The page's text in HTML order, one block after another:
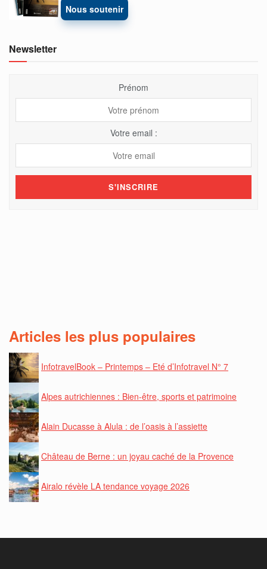
Nous soutenir
Newsletter
Prénom
Votre email :
Articles les plus populaires
InfotravelBook – Printemps – Eté d’Infotravel N° 7
Alpes autrichiennes : Bien-être, sports et patrimoine
Alain Ducasse à Alula : de l’oasis à l’assiette
Château de Berne : un joyau caché de la Provence
Airalo révèle LA tendance voyage 2026